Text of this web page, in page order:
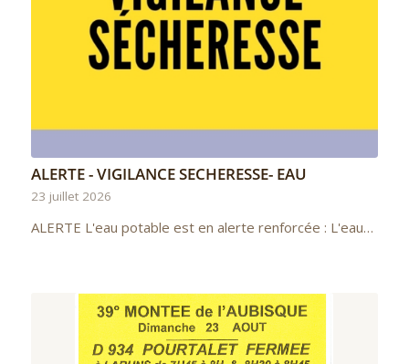
ALERTE - VIGILANCE SECHERESSE- EAU
23 juillet 2026
ALERTE L'eau potable est en alerte renforcée : L'eau…